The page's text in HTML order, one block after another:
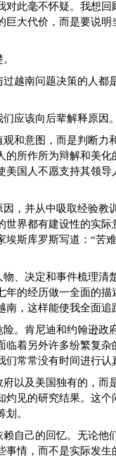
对此毫不怀疑。我想
巨大代价，而是要说
越南问题决策的人都
应该向后辈解释原因。
和意图，而是判断力
的所作所为辩解和美
美国人不愿支持其领
，并从中吸取经验教
界都有建设性的实
斯库罗斯写道：“苦
、决定和事件梳理清
年的经历做一全面的
，这样能使我全面追
。肯尼迪和约翰逊政
临着另外许多纷繁复
常常没有时间进行认
以及美国独有的，而
灼见的研究结果。这
。
自己的回忆。无论他
事情，而不是实际发